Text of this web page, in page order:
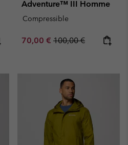
Adventure™ III Homme
Compressible
Sale price:
70,00 € Regular price:
100,00 €